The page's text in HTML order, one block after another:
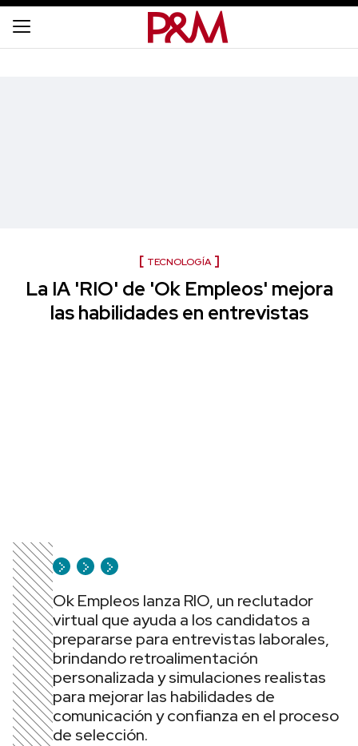
TECNOLOGÍA
La IA 'RIO' de 'Ok Empleos' mejora
las habilidades en entrevistas
Ok Empleos lanza RIO, un reclutador
virtual que ayuda a los candidatos a
prepararse para entrevistas laborales,
brindando retroalimentación
personalizada y simulaciones realistas
para mejorar las habilidades de
comunicación y confianza en el proceso
de selección.